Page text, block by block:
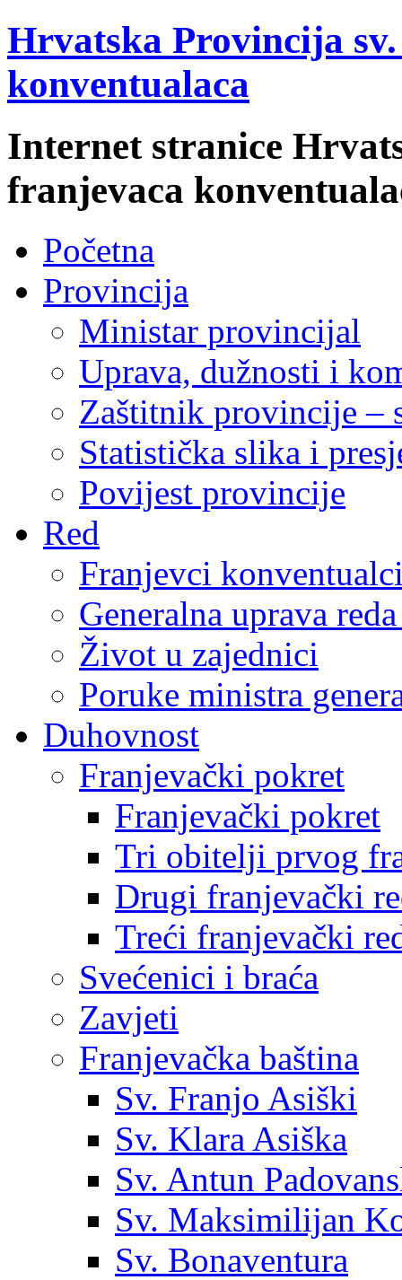
Hrvatska Provincija
konventualaca
Internet stranice
franjevaca
Početna
Provincija
Ministar provincijal
Uprava, dužnosti i
Zaštitnik provincije –
Statistička slika i
Povijest provincije
Red
Franjevci
Generalna uprava
Život u zajednici
Poruke ministra
Duhovnost
Franjevački pokret
Franjevački pokret
Tri obitelji prvog
Drugi franjevački
Treći franjevački
Svećenici i braća
Zavjeti
Franjevačka baština
Sv. Franjo Asiški
Sv. Klara Asiška
Sv. Antun
Sv. Maksimilijan
Sv. Bonaventura